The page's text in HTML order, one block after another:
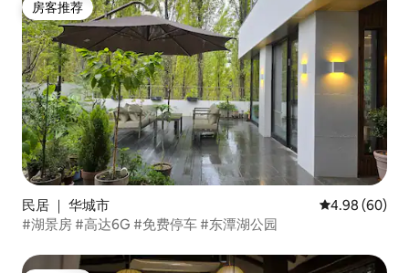
房客推荐
房客推荐
民居 ｜ 华城市 平均评分 4.98
4.98 (60)
#湖景房 #高达6G #免费停车 #东潭湖公园